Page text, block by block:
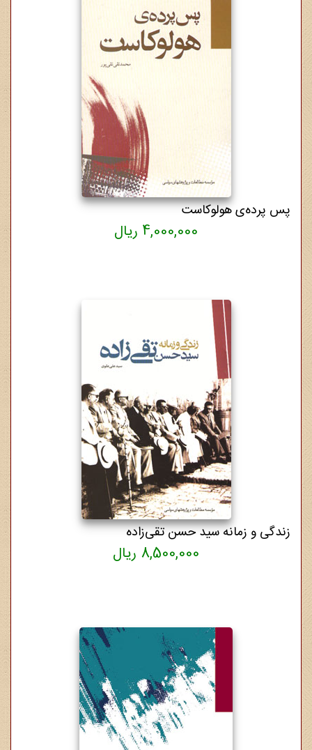
پس پرده‌ی هولوکاست
4,000,000 ریال
زندگی و زمانه سید حسن تقی‌زاده
8,500,000 ریال